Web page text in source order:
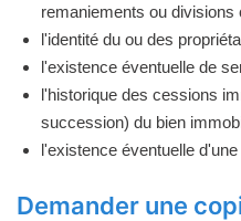
remaniements ou divisions
l'identité du ou des
l'existence éventuelle de
l'historique des cessions
succession) du bien
l'existence éventuelle
Demander une